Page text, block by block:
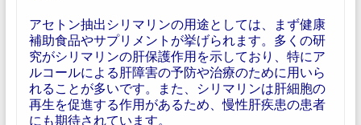
アセトン抽出シリマリンの用途としては、まず健康
補助食品やサプリメントが挙げられます。多くの研
究がシリマリンの肝保護作用を示しており、特にア
ルコールによる肝障害の予防や治療のために用いら
れることが多いです。また、シリマリンは肝細胞の
再生を促進する作用があるため、慢性肝疾患の患者
にも期待されています。